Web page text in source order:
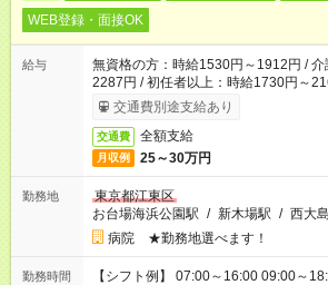
WEB登録・面接OK
給与
無資格の方：時給1530円～1912円 /
2287円 / 初任者以上：時給1730円～
交通費別途支給あり
交通費 全額支給
月収例 25～30万円
勤務地
東京都江東区
お台場海浜公園駅 / 新木場駅 / 西大
病院 ★勤務地選べます！
勤務時間
【シフト例】 07:00～16:00 09:00～18:00